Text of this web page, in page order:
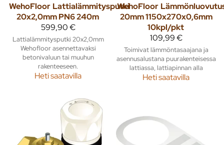
WehoFloor Lattialämmitysputki
20x2,0mm PN6 240m
599,90 €
Lattialämmitysputki 20x2,0mm
Wehofloor asennettavaksi
betonivaluun tai muuhun
rakenteeseen.
Heti saatavilla
WehoFloor
20mm 1150x270x0,6mm
10kpl/pkt
109,99 €
Toimivat lämmöntasaajana ja
asennusalustana puurakenteisessa
lattiassa, lattiapinnan alla
Heti saatavilla